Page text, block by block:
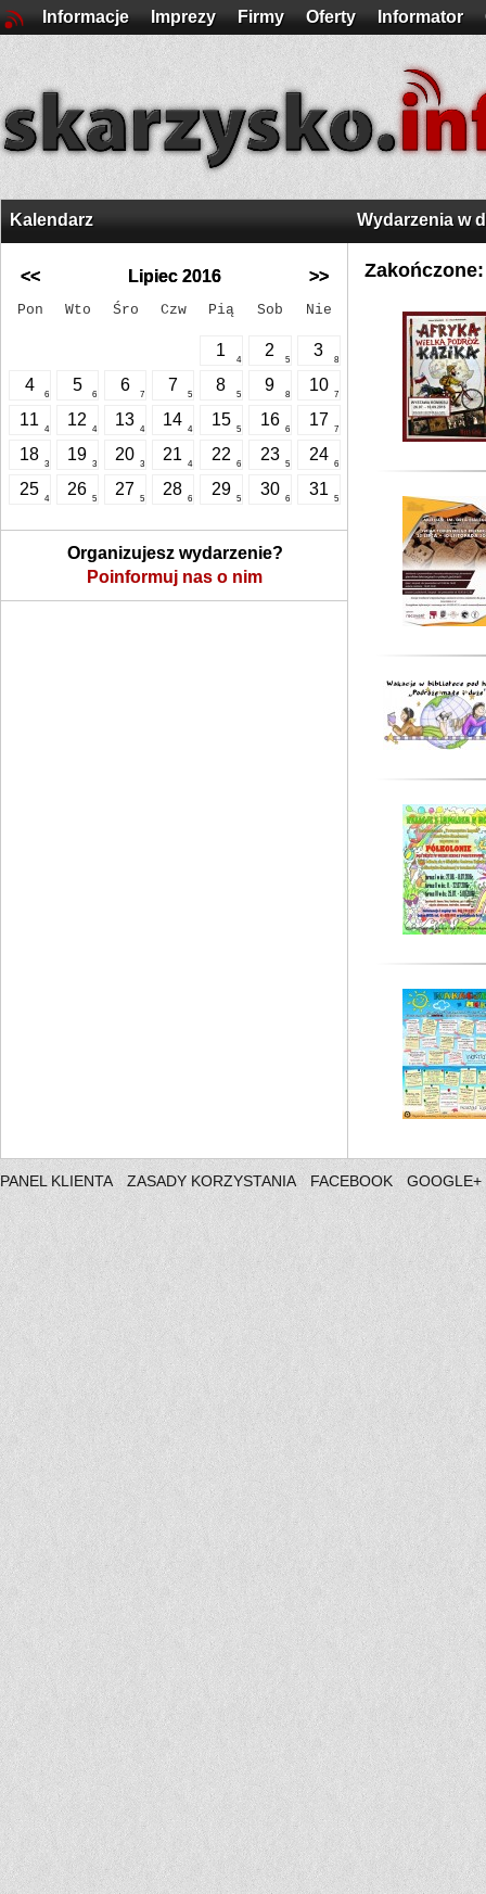
Informacje Imprezy Firmy Oferty Informator
Kalendarz
<< Lipiec 2016 >>
Pon Wto Śro Czw Pią Sob Nie
1
4
2
5
3
8
4
6
5
6
6
7
7
5
8
5
9
8
10
7
11
4
12
4
13
4
14
4
15
5
16
6
17
7
18
3
19
3
20
3
21
4
22
6
23
5
24
6
25
4
26
5
27
5
28
6
29
5
30
6
31
5
Organizujesz wydarzenie?
Poinformuj nas o nim
Wydarzenia w
Zakończone:
PANEL KLIENTA ZASADY KORZYSTANIA FACEBOOK GOOGLE+